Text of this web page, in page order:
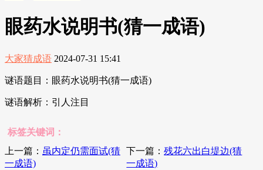
眼药水说明书(猜一成语)
大家猜成语 2024-07-31 15:41
谜语题目：眼药水说明书(猜一成语)
谜语解析：引人注目
标签关键词：
上一篇： 虽内定仍需面试(猜
一成语)
下一篇：残花六出白堤边(猜
一成语)